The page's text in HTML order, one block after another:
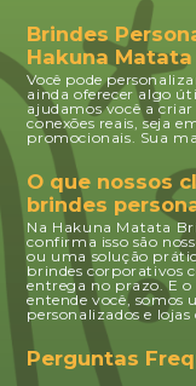
Brindes
Hakuna
Você pode
ainda oferecer algo
ajudamos você a
conexões reais, seja
promocionais. Sua
O que nossos
brindes
Na Hakuna Matata
confirma isso são
ou uma solução
brindes corporativos
entrega no prazo. E
entende você, somos
personalizados e lojas
Perguntas